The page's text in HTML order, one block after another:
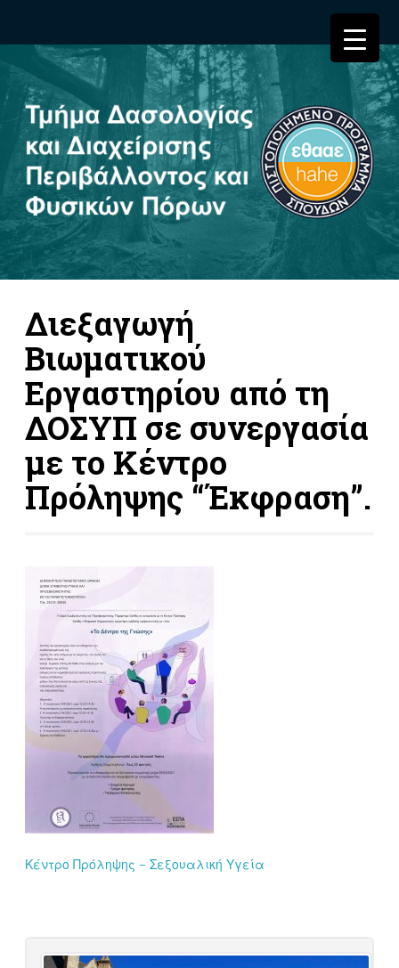
Διεξαγωγή
Βιωματικού
Εργαστηρίου από τη
ΔΟΣΥΠ σε συνεργασία
με το Κέντρο
Πρόληψης “Έκφραση”.
Κέντρο Πρόληψης – Σεξουαλική Υγεία